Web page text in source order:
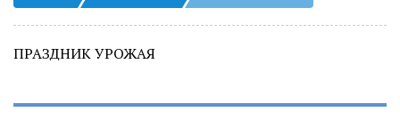
ПРАЗДНИК УРОЖАЯ